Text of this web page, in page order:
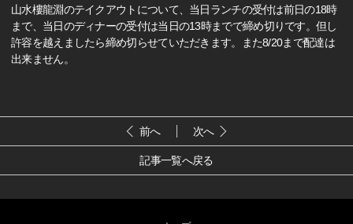
山水樓龍淵のテイクアウトについて、当日ランチの受付は前日の18時
まで、当日のディナーの受付は当日の13時までで締め切りです。但し
許容を越えましたら締め切らせていただきます。また8/20まで配達は
出来ません。
前へ 次へ
記事一覧へ戻る